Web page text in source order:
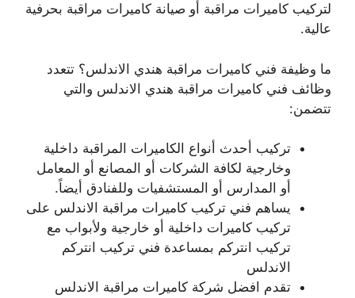
لتركيب كاميرات مراقبة أو صيانة كاميرات مراقبة بحرفية
عالية.
ما وظيفة فني كاميرات مراقبة هندي الاندلس؟ تتعدد
وظائف فني كاميرات مراقبة هندي الاندلس والتي
تتضمن:
تركيب أحدث أنواع الكاميرات المراقبة داخلية
وخارجية لكافة الشركات أو المصانع أو المعامل
أو المدارس أو المستشفيات وللفنادق أيضاً.
يساهم فني تركيب كاميرات مراقبة الاندلس على
تركيب كاميرات داخلية أو خارجية ولأبواب مع
تركيب انتركم بمساعدة فني تركيب انتركم
الاندلس
تقدم افضل شركة كاميرات مراقبة الاندلس